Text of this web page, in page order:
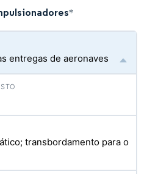
*
entregas de aeronaves
transbordamento para o